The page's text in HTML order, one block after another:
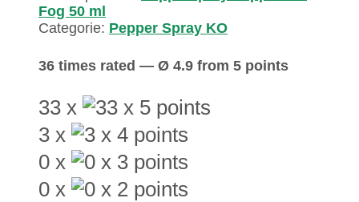
Fog 50 ml
Categorie: Pepper Spray KO
36 times rated — Ø 4.9 from 5 points
33 x
3 x
0 x
0 x